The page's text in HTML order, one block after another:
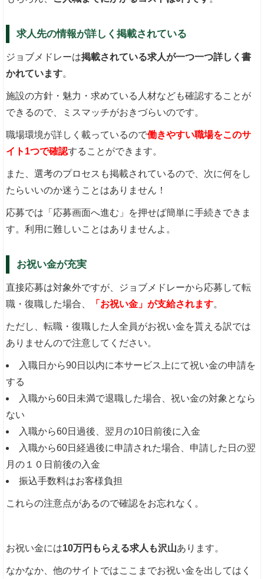
求人先の情報が詳しく掲載されている
ジョブメドレーは掲載されている求人が一つ一つ詳しく書
かれています。
施設の方針・魅力・求めている人材なども確認することが
できるので、ミスマッチがおきづらいのです。
職場環境が詳しく載っているので働きやすい職場をこのサ
イト1つで確認することができます。
また、選考のプロセスも掲載されているので、次に何をし
たらいいのか迷うことはありません！
応募では「応募画面へ進む」を押せば簡単に手続きできま
す。利用に難しいことはありませんよ。
お祝い金が充実
直接応募は対象外ですが、ジョブメドレーから応募して転
職・復職した場合、
「お祝い金」が支給されます。
ただし、転職・復職した人全員がお祝い金を貰える訳では
ありませんので注意してください。
入職日から90日以内に本サービス上にて祝い金の申請を
する
入職から60日未満で退職した場合、祝い金の対象となら
ない
入職から60日過後、翌月の10日前後に入金
入職から60日経過後に申請された場合、申請した日の翌
月の１０日前後の入金
振込手数料はお客様負担
これらの注意点があるので確認をお忘れなく。
お祝い金には10万円もらえる求人も沢山あります。
なかなか、他のサイトではここまでお祝い金を出してはく